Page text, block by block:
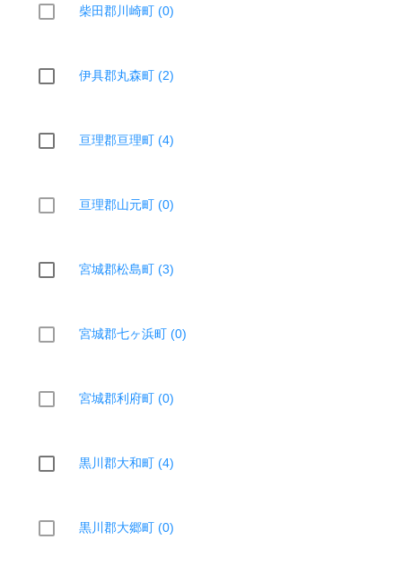
柴田郡川崎町 (0)
伊具郡丸森町 (2)
亘理郡亘理町 (4)
亘理郡山元町 (0)
宮城郡松島町 (3)
宮城郡七ヶ浜町 (0)
宮城郡利府町 (0)
黒川郡大和町 (4)
黒川郡大郷町 (0)